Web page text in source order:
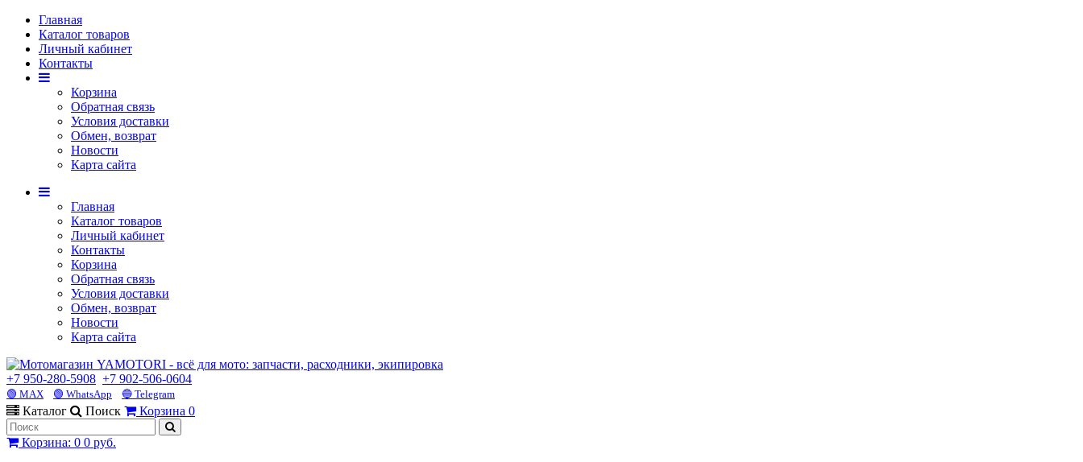
Главная
Каталог товаров
Личный кабинет
Контакты
Корзина
Обратная связь
Условия доставки
Обмен, возврат
Новости
Карта сайта
Главная
Каталог товаров
Личный кабинет
Контакты
Корзина
Обратная связь
Условия доставки
Обмен, возврат
Новости
Карта сайта
+7 950-280-5908 +7 902-506-0604
🟢 MAX 🟢 WhatsApp 🔵 Telegram
Каталог Поиск Корзина 0
Корзина: 0 0 руб.